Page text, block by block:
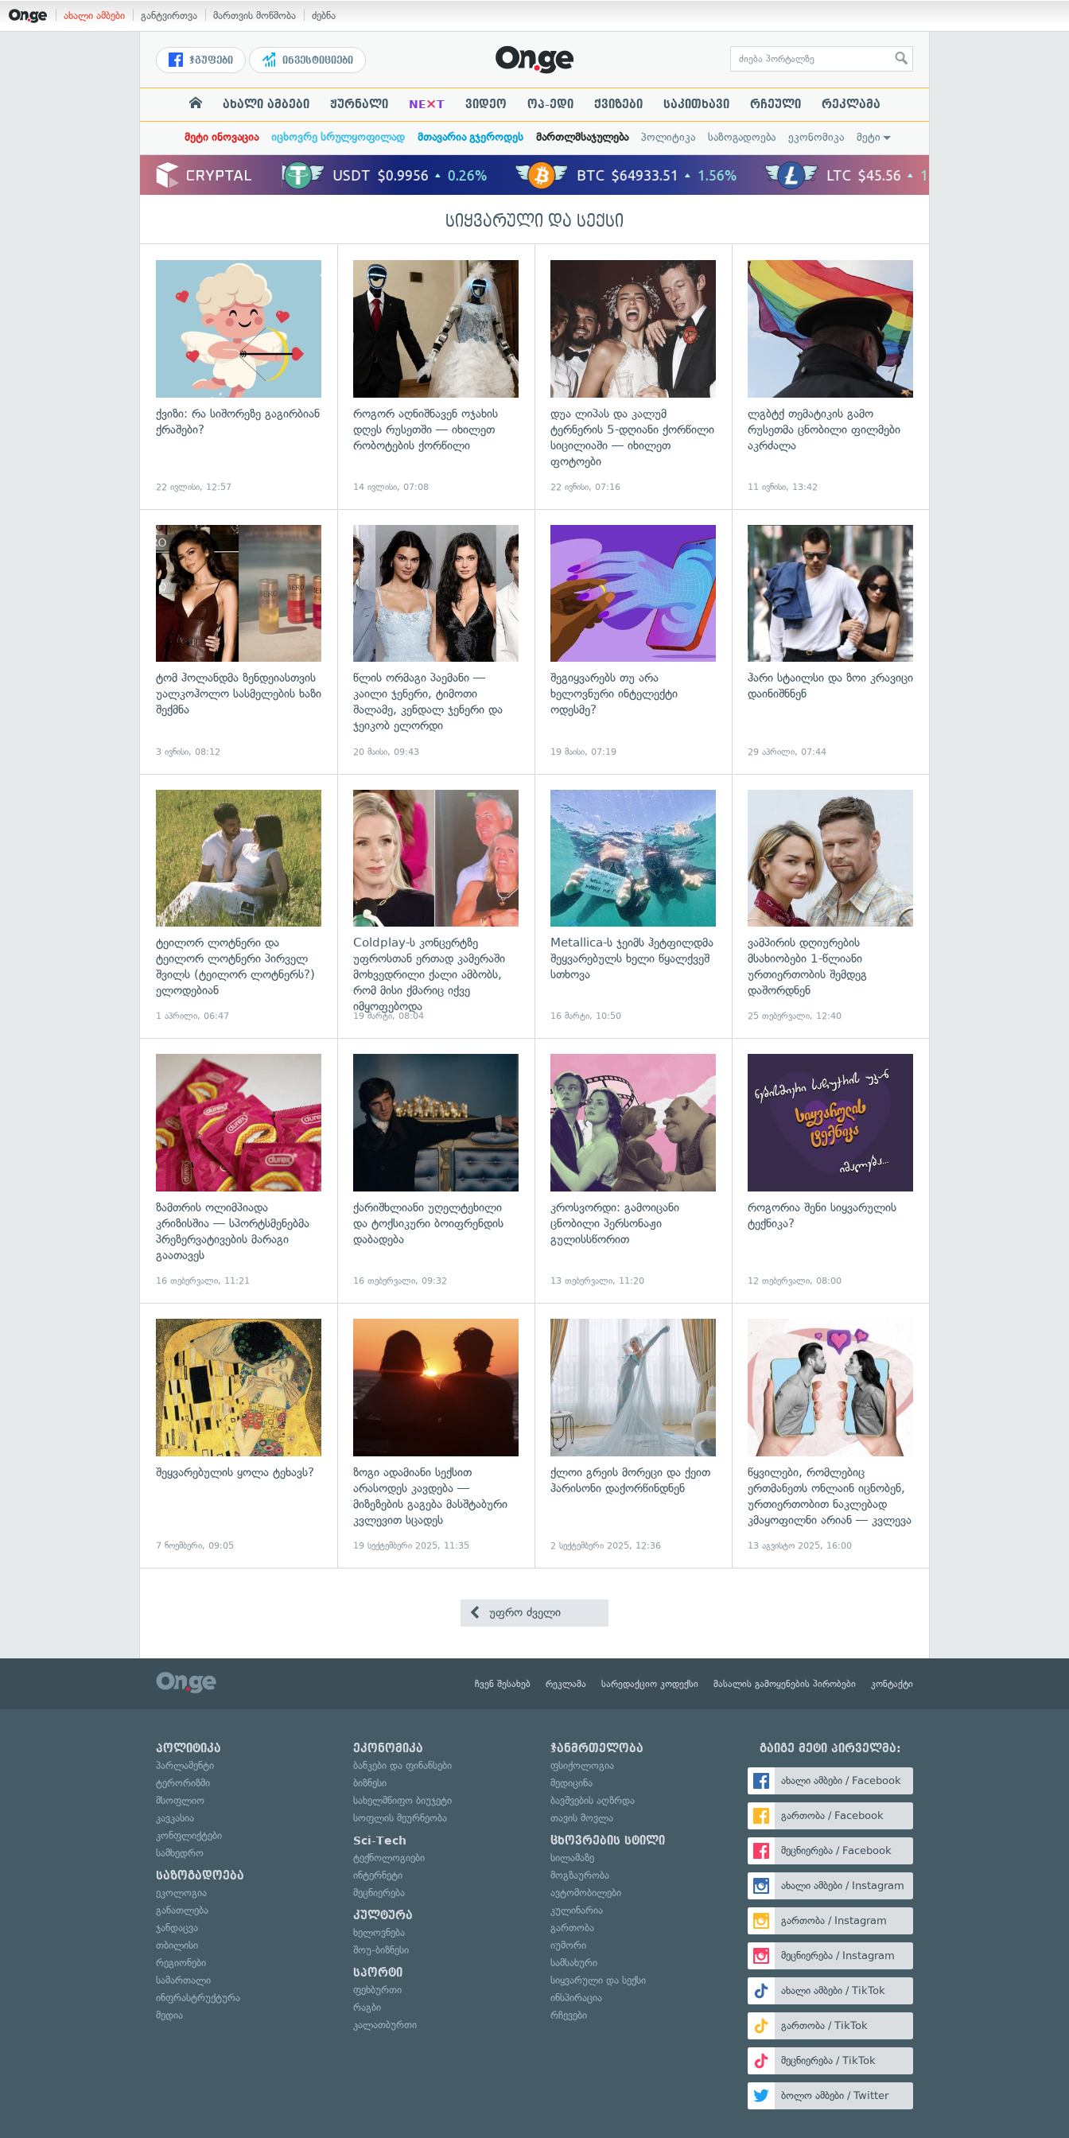
ახალი ამბები განტვირთვა მართვის მოწმობა ძებნა
ჯგუფები ინვესტიციები
ახალი ამბები ჟურნალი NE×T ვიდეო ოპ-ედი ქვიზები საკითხავი რჩეული რეკლამა
მეტი ინოვაცია იცხოვრე სრულყოფილად მთავარია გჯეროდეს მართლმსაჯულება პოლიტიკა საზოგადოება ეკონომიკა მეტი
სიყვარული და სექსი
ქვიზი: რა სიშორეზე გაგირბიან
ქრაშები?
22 ივლისი, 12:57
როგორ აღნიშნავენ ოჯახის
დღეს რუსეთში — იხილეთ
რობოტების ქორწილი
14 ივლისი, 07:08
გადახედვა
დუა ლიპას და კალუმ
ტერნერის 5-დღიანი ქორწილი
სიცილიაში — იხილეთ
ფოტოები
22 ივნისი, 07:16
ლგბტქ თემატიკის გამო
რუსეთმა ცნობილი ფილმები
აკრძალა
11 ივნისი, 13:42
გადახედვა
ტომ ჰოლანდმა ზენდეიასთვის
უალკოჰოლო სასმელების ხაზი
შექმნა
3 ივნისი, 08:12
გადახედვა
წლის ორმაგი პაემანი —
კაილი ჯენერი, ტიმოთი
შალამე, კენდალ ჯენერი და
ჯეიკობ ელორდი
20 მაისი, 09:43
გადახედვა
შეგიყვარებს თუ არა
ხელოვნური ინტელექტი
ოდესმე?
19 მაისი, 07:19
ჰარი სტაილსი და ზოი კრავიცი
დაინიშნნენ
29 აპრილი, 07:44
გადახედვა
ტეილორ ლოტნერი და
ტეილორ ლოტნერი პირველ
შვილს (ტეილორ ლოტნერს?)
ელოდებიან
1 აპრილი, 06:47
გადახედვა
Coldplay-ს კონცერტზე
უფროსთან ერთად კამერაში
მოხვედრილი ქალი ამბობს,
რომ მისი ქმარიც იქვე
იმყოფებოდა
19 მარტი, 08:04
Metallica-ს ჯეიმს ჰეტფილდმა
შეყვარებულს ხელი წყალქვეშ
სთხოვა
16 მარტი, 10:50
ვამპირის დღიურების
მსახიობები 1-წლიანი
ურთიერთობის შემდეგ
დაშორდნენ
25 თებერვალი, 12:40
ზამთრის ოლიმპიადა
კრიზისშია — სპორტსმენებმა
პრეზერვატივების მარაგი
გაათავეს
16 თებერვალი, 11:21
გადახედვა
ქარიშხლიანი უღელტეხილი
და ტოქსიკური ბოიფრენდის
დაბადება
16 თებერვალი, 09:32
კროსვორდი: გამოიცანი
ცნობილი პერსონაჟი
გულისსწორით
13 თებერვალი, 11:20
როგორია შენი სიყვარულის
ტექნიკა?
12 თებერვალი, 08:00
გადახედვა
შეყვარებულის ყოლა ტეხავს?
7 ნოემბერი, 09:05
გადახედვა
ზოგი ადამიანი სექსით
არასოდეს კავდება —
მიზეზების გაგება მასშტაბური
კვლევით სცადეს
19 სექტემბერი 2025, 11:35
გადახედვა
ქლოი გრეის მორეცი და ქეით
ჰარისონი დაქორწინდნენ
2 სექტემბერი 2025, 12:36
წყვილები, რომლებიც
ერთმანეთს ონლაინ იცნობენ,
ურთიერთობით ნაკლებად
კმაყოფილნი არიან — კვლევა
13 აგვისტო 2025, 16:00
უფრო ძველი
ჩვენ შესახებ რეკლამა სარედაქციო კოდექსი მასალის გამოყენების პირობები კონტაქტი
პოლიტიკა
პარლამენტი
ტერორიზმი
მსოფლიო
კავკასია
კონფლიქტები
სამხედრო
საზოგადოება
ეკოლოგია
განათლება
ჯანდაცვა
თბილისი
რეგიონები
სამართალი
ინფრასტრუქტურა
მედია
ეკონომიკა
ბანკები და ფინანსები
ბიზნესი
სახელმწიფო ბიუჯეტი
სოფლის მეურნეობა
Sci-Tech
ტექნოლოგიები
ინტერნეტი
მეცნიერება
კულტურა
ხელოვნება
შოუ-ბიზნესი
სპორტი
ფეხბურთი
რაგბი
კალათბურთი
ჯანმრთელობა
ფსიქოლოგია
მედიცინა
ბავშვების აღზრდა
თავის მოვლა
ცხოვრების სტილი
სილამაზე
მოგზაურობა
ავტომობილები
კულინარია
გართობა
იუმორი
სამსახური
სიყვარული და სექსი
ინსპირაცია
რჩევები
გაიგე მეტი პირველმა:
ახალი ამბები / Facebook
გართობა / Facebook
მეცნიერება / Facebook
ახალი ამბები / Instagram
გართობა / Instagram
მეცნიერება / Instagram
ახალი ამბები / TikTok
გართობა / TikTok
მეცნიერება / TikTok
ბოლო ამბები / Twitter